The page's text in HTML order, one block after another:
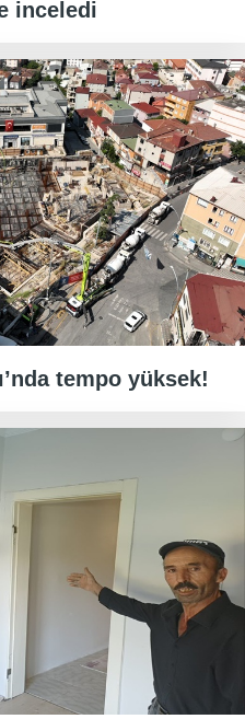
inceledi
tempo yüksek!